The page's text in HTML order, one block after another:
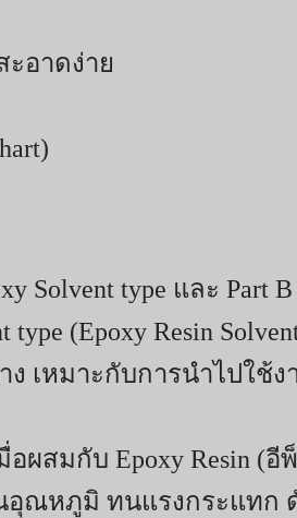
ะอาดง่าย
Solvent type และ Part B
(Epoxy Resin
เหมาะกับการนำไปใช้ง
อผสมกับ Epoxy Resin
ณหภูมิ ทนแรงกระแทก ดั